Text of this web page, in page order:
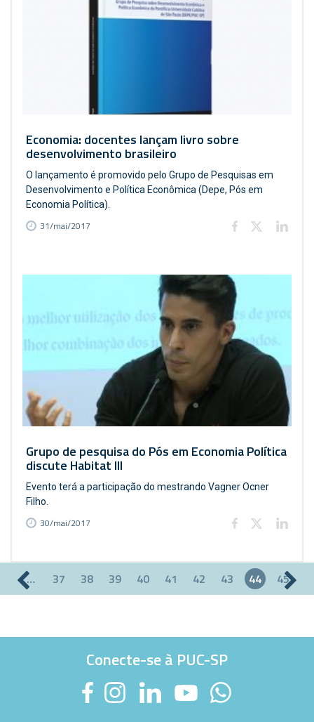
Economia: docentes lançam livro sobre
desenvolvimento brasileiro
O lançamento é promovido pelo Grupo de Pesquisas em
Desenvolvimento e Política Econômica (Depe, Pós em
Economia Política).
31/mai/2017
Grupo de pesquisa do Pós em Economia Política
discute Habitat III
Evento terá a participação do mestrando Vagner Ocner
Filho.
30/mai/2017
Páginas
… 37 38 39 40 41 42 43 44 45
Conecte-se à PUC-SP